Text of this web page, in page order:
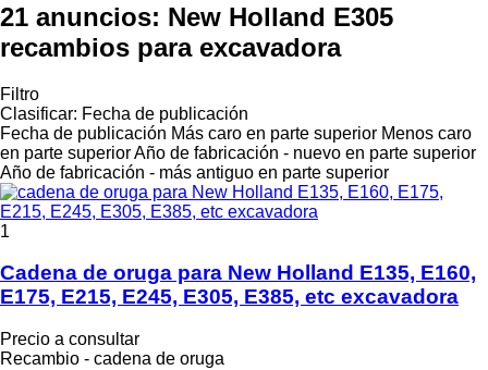
21 anuncios: New Holland E305
recambios para excavadora
Filtro
Clasificar: Fecha de publicación
Fecha de publicación Más caro en parte superior Menos caro
en parte superiorAño de fabricación - nuevo en parte superior
Año de fabricación - más antiguo en parte superior
1
Cadena de oruga para New Holland E135, E160,
E175, E215, E245, E305, E385, etc excavadora
Precio a consultar
Recambio - cadena de oruga